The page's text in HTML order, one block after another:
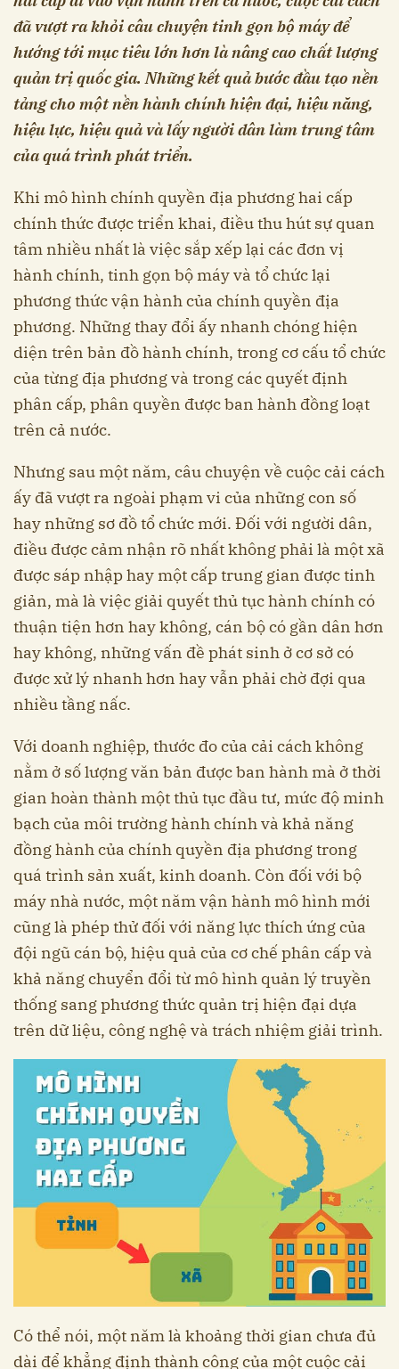
đã vượt ra khỏi câu chuyện tinh gọn bộ máy để
hướng tới mục tiêu lớn hơn là nâng cao chất lượng
quản trị quốc gia. Những kết quả bước đầu tạo nền
tảng cho một nền hành chính hiện đại, hiệu năng,
hiệu lực, hiệu quả và lấy người dân làm trung tâm
của quá trình phát triển.
Khi mô hình chính quyền địa phương hai cấp
chính thức được triển khai, điều thu hút sự quan
tâm nhiều nhất là việc sắp xếp lại các đơn vị
hành chính, tinh gọn bộ máy và tổ chức lại
phương thức vận hành của chính quyền địa
phương. Những thay đổi ấy nhanh chóng hiện
diện trên bản đồ hành chính, trong cơ cấu tổ chức
của từng địa phương và trong các quyết định
phân cấp, phân quyền được ban hành đồng loạt
trên cả nước.
Nhưng sau một năm, câu chuyện về cuộc cải cách
ấy đã vượt ra ngoài phạm vi của những con số
hay những sơ đồ tổ chức mới. Đối với người dân,
điều được cảm nhận rõ nhất không phải là một xã
được sáp nhập hay một cấp trung gian được tinh
giản, mà là việc giải quyết thủ tục hành chính có
thuận tiện hơn hay không, cán bộ có gần dân hơn
hay không, những vấn đề phát sinh ở cơ sở có
được xử lý nhanh hơn hay vẫn phải chờ đợi qua
nhiều tầng nấc.
Với doanh nghiệp, thước đo của cải cách không
nằm ở số lượng văn bản được ban hành mà ở thời
gian hoàn thành một thủ tục đầu tư, mức độ minh
bạch của môi trường hành chính và khả năng
đồng hành của chính quyền địa phương trong
quá trình sản xuất, kinh doanh. Còn đối với bộ
máy nhà nước, một năm vận hành mô hình mới
cũng là phép thử đối với năng lực thích ứng của
đội ngũ cán bộ, hiệu quả của cơ chế phân cấp và
khả năng chuyển đổi từ mô hình quản lý truyền
thống sang phương thức quản trị hiện đại dựa
trên dữ liệu, công nghệ và trách nhiệm giải trình.
Có thể nói, một năm là khoảng thời gian chưa đủ
dài để khẳng định thành công của một cuộc cải